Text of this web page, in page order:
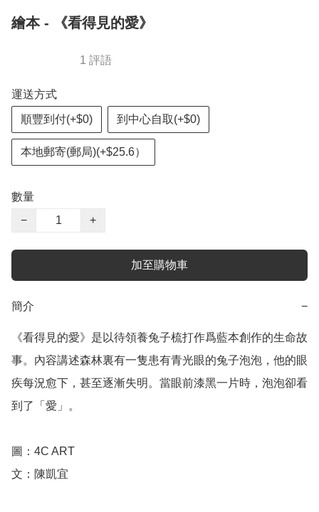
繪本 - 《看得見的愛》
1 評語
運送方式
順豐到付(+$0) 到中心自取(+$0)
本地郵寄(郵局)(+$25.6）
數量
−
+
加至購物車
簡介 −
《看得見的愛》是以待領養兔子梳打作爲藍本創作的生命故
事。內容講述森林裏有一隻患有青光眼的兔子泡泡，他的眼
疾每況愈下，甚至逐漸失明。當眼前漆黑一片時，泡泡卻看
到了「愛」。
圖：4C ART
文：陳凱宜